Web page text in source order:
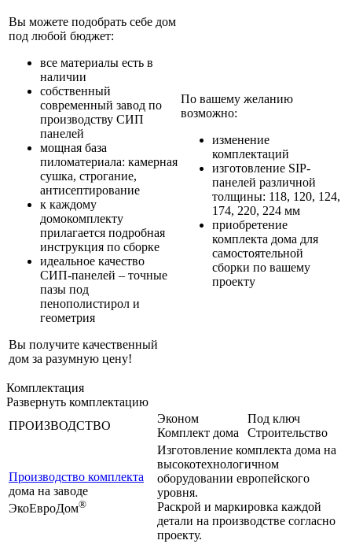
Вы можете подобрать себе дом
под любой бюджет:
все материалы есть в
наличии
собственный
современный завод по
производству СИП
панелей
мощная база
пиломатериала: камерная
сушка, строгание,
антисептирование
к каждому
домокомплекту
прилагается подробная
инструкция по сборке
идеальное качество
СИП-панелей – точные
пазы под
пенополистирол и
геометрия
Вы получите качественный
дом за разумную цену!
По вашему желанию
возможно:
изменение
комплектаций
изготовление SIP-
панелей различной
толщины: 118, 120, 124,
174, 220, 224 мм
приобретение
комплекта дома для
самостоятельной
сборки по вашему
проекту
Комплектация
Развернуть комплектацию
ПРОИЗВОДСТВО
Эконом
Комплект дома
Под ключ
Строительство
Производство комплекта
дома на заводе
ЭкоЕвроДом®
Изготовление комплекта дома на
высокотехнологичном
оборудовании европейского
уровня.
Раскрой и маркировка каждой
детали на производстве согласно
проекту.